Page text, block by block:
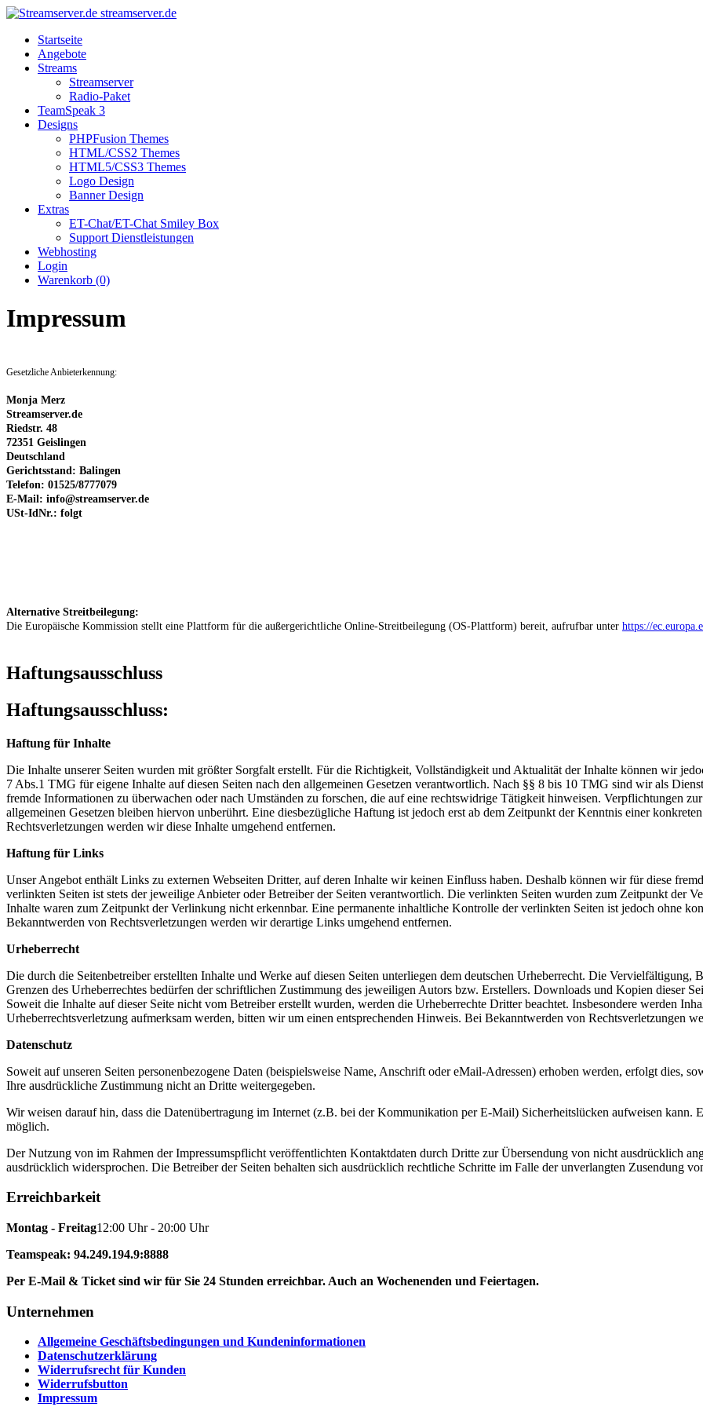
streamserver.de
Startseite
Angebote
Streams
Streamserver
Radio-Paket
TeamSpeak 3
Designs
PHPFusion Themes
HTML/CSS2 Themes
HTML5/CSS3 Themes
Logo Design
Banner Design
Extras
ET-Chat/ET-Chat Smiley Box
Support Dienstleistungen
Webhosting
Login
Warenkorb (0)
Impressum
Gesetzliche Anbieterkennung:
Monja Merz
Streamserver.de
Riedstr. 48
72351 Geislingen
Deutschland
Gerichtsstand: Balingen
Telefon: 01525/8777079
E-Mail: info@streamserver.de
USt-IdNr.: folgt
Alternative Streitbeilegung:
Die Europäische Kommission stellt eine Plattform für die außergerichtliche Online-Streitbeilegung (OS-Plattform) bereit, aufrufbar unter https://
Haftungsausschluss
Haftungsausschluss:
Haftung für Inhalte
Die Inhalte unserer Seiten wurden mit größter Sorgfalt erstellt. Für die Richtigkeit, Vollständigkeit und Aktualität der Inhalte können wir
7 Abs.1 TMG für eigene Inhalte auf diesen Seiten nach den allgemeinen Gesetzen verantwortlich. Nach §§ 8 bis 10 TMG sind wir als
fremde Informationen zu überwachen oder nach Umständen zu forschen, die auf eine rechtswidrige Tätigkeit hinweisen. Verpflichtungen
allgemeinen Gesetzen bleiben hiervon unberührt. Eine diesbezügliche Haftung ist jedoch erst ab dem Zeitpunkt der Kenntnis einer
Rechtsverletzungen werden wir diese Inhalte umgehend entfernen.
Haftung für Links
Unser Angebot enthält Links zu externen Webseiten Dritter, auf deren Inhalte wir keinen Einfluss haben. Deshalb können wir für diese
verlinkten Seiten ist stets der jeweilige Anbieter oder Betreiber der Seiten verantwortlich. Die verlinkten Seiten wurden zum Zeitpunkt der
Inhalte waren zum Zeitpunkt der Verlinkung nicht erkennbar. Eine permanente inhaltliche Kontrolle der verlinkten Seiten ist jedoch ohne
Bekanntwerden von Rechtsverletzungen werden wir derartige Links umgehend entfernen.
Urheberrecht
Die durch die Seitenbetreiber erstellten Inhalte und Werke auf diesen Seiten unterliegen dem deutschen Urheberrecht. Die
Grenzen des Urheberrechtes bedürfen der schriftlichen Zustimmung des jeweiligen Autors bzw. Erstellers. Downloads und Kopien dieser
Soweit die Inhalte auf dieser Seite nicht vom Betreiber erstellt wurden, werden die Urheberrechte Dritter beachtet. Insbesondere werden
Urheberrechtsverletzung aufmerksam werden, bitten wir um einen entsprechenden Hinweis. Bei Bekanntwerden von Rechtsverletzungen
Datenschutz
Soweit auf unseren Seiten personenbezogene Daten (beispielsweise Name, Anschrift oder eMail-Adressen) erhoben werden, erfolgt dies,
Ihre ausdrückliche Zustimmung nicht an Dritte weitergegeben.
Wir weisen darauf hin, dass die Datenübertragung im Internet (z.B. bei der Kommunikation per E-Mail) Sicherheitslücken aufweisen
möglich.
Der Nutzung von im Rahmen der Impressumspflicht veröffentlichten Kontaktdaten durch Dritte zur Übersendung von nicht ausdrücklich
ausdrücklich widersprochen. Die Betreiber der Seiten behalten sich ausdrücklich rechtliche Schritte im Falle der unverlangten Zusendung
Erreichbarkeit
Montag - Freitag12:00 Uhr - 20:00 Uhr
Teamspeak: 94.249.194.9:8888
Per E-Mail & Ticket sind wir für Sie 24 Stunden erreichbar. Auch an Wochenenden und Feiertagen.
Unternehmen
Allgemeine Geschäftsbedingungen und Kundeninformationen
Datenschutzerklärung
Widerrufsrecht für Kunden
Widerrufsbutton
Impressum